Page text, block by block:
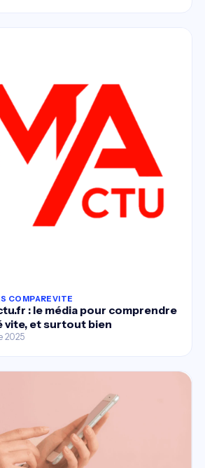
COMPAREVITE
: le média pour comprendre
vite, et surtout bien
2025